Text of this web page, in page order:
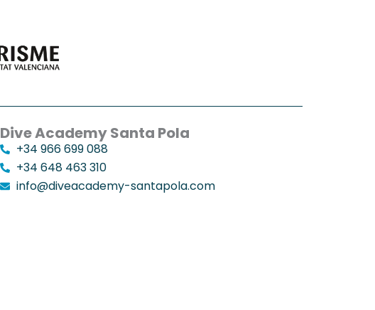
Dive Academy Santa Pola
+34 966 699 088
+34 648 463 310
info@diveacademy-santapola.com